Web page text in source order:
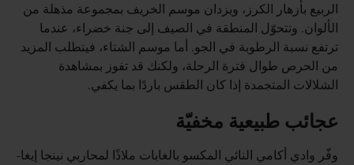
الربيع بأزهار الكرز، ويزدان موسم الخريف بمجموعة مذهلة من
الألوان. وتتحوّل المنطقة في الصيف إلى جنة خضراء، عندما
ترتفع نسبة الرطوبة في الجو. أما موسم الشتاء، فيتطلب المزيد
من الحرص طوال فترة الرحلة، ولكنك قد تفوز بمشاهدة
الشلالات المتجمدة إذا كان الطقس باردًا بما يكفي.
عجائب طبيعية مخفيّة
وفّر وادي أكامي النائي المكسو بالغابات ملاذًا لمحاربي نينجا إيغا-